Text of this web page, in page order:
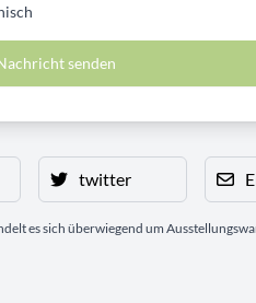
senden
twitter
es sich überwiegend um